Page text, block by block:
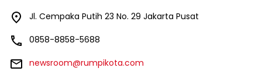
Jl. Cempaka Putih 23 No. 29 Jakarta Pusat
0858-8858-5688
newsroom@rumpikota.com